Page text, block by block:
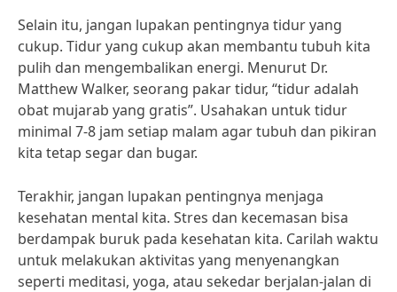
Selain itu, jangan lupakan pentingnya tidur yang
cukup. Tidur yang cukup akan membantu tubuh kita
pulih dan mengembalikan energi. Menurut Dr.
Matthew Walker, seorang pakar tidur, “tidur adalah
obat mujarab yang gratis”. Usahakan untuk tidur
minimal 7-8 jam setiap malam agar tubuh dan pikiran
kita tetap segar dan bugar.
Terakhir, jangan lupakan pentingnya menjaga
kesehatan mental kita. Stres dan kecemasan bisa
berdampak buruk pada kesehatan kita. Carilah waktu
untuk melakukan aktivitas yang menyenangkan
seperti meditasi, yoga, atau sekedar berjalan-jalan di